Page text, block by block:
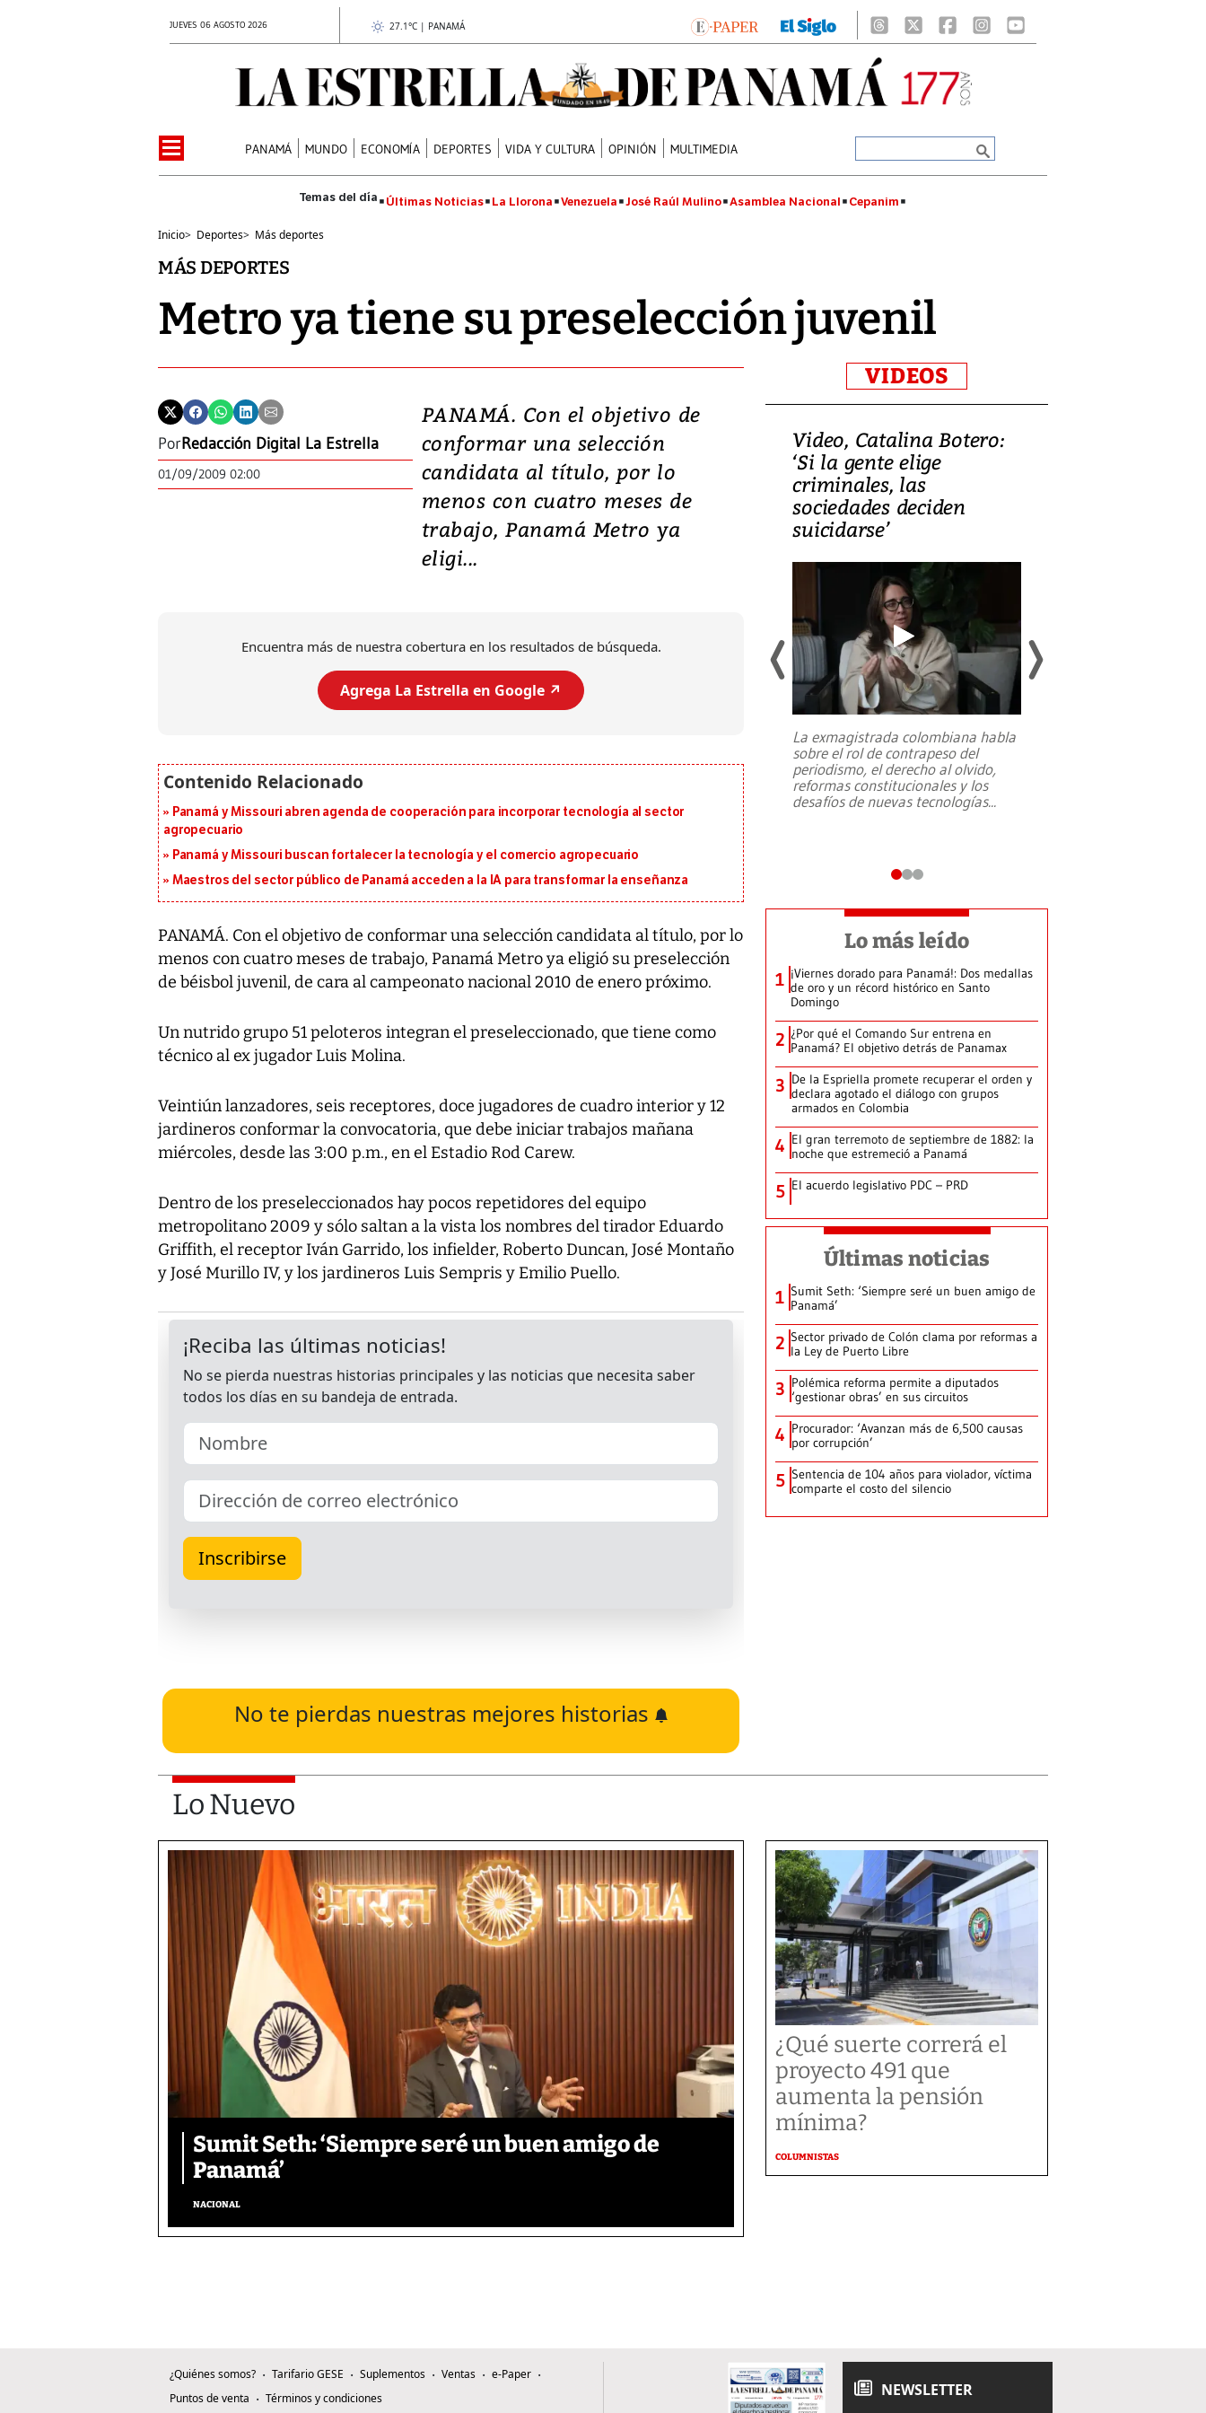
JUEVES 06 AGOSTO 2026 27.1°C | PANAMÁ
PANAMÁ MUNDO ECONOMÍA DEPORTES VIDA Y CULTURA OPINIÓN MULTIMEDIA
Últimas Noticias La Llorona Venezuela José Raúl Mulino Asamblea Nacional Cepanim
Inicio> Deportes> Más deportes
MÁS DEPORTES
Metro ya tiene su preselección juvenil
PorRedacción Digital La Estrella
01/09/2009 02:00
PANAMÁ. Con el objetivo de
conformar una selección
candidata al título, por lo
menos con cuatro meses de
trabajo, Panamá Metro ya
eligi...
Encuentra más de nuestra cobertura en los resultados de búsqueda.
Agrega La Estrella en Google ↗️
Panamá y Missouri abren agenda de cooperación para incorporar tecnología al sector
agropecuario
Panamá y Missouri buscan fortalecer la tecnología y el comercio agropecuario
Maestros del sector público de Panamá acceden a la IA para transformar la enseñanza
PANAMÁ. Con el objetivo de conformar una selección candidata al título, por lo
menos con cuatro meses de trabajo, Panamá Metro ya eligió su preselección
de béisbol juvenil, de cara al campeonato nacional 2010 de enero próximo.
Un nutrido grupo 51 peloteros integran el preseleccionado, que tiene como
técnico al ex jugador Luis Molina.
Veintiún lanzadores, seis receptores, doce jugadores de cuadro interior y 12
jardineros conformar la convocatoria, que debe iniciar trabajos mañana
miércoles, desde las 3:00 p.m., en el Estadio Rod Carew.
Dentro de los preseleccionados hay pocos repetidores del equipo
metropolitano 2009 y sólo saltan a la vista los nombres del tirador Eduardo
Griffith, el receptor Iván Garrido, los infielder, Roberto Duncan, José Montaño
y José Murillo IV, y los jardineros Luis Sempris y Emilio Puello.
No te pierdas nuestras mejores historias
VIDEOS
Video, Japón: Terremoto
deja heridos y graves
daños en Kumamoto
Un fuerte terremoto de magnitud
7,1 se registró este martes 28 de
Video, Catalina Botero:
‘Si la gente elige
criminales, las
sociedades deciden
suicidarse’
La exmagistrada colombiana habla
sobre el rol de contrapeso del
periodismo, el derecho al olvido,
reformas constitucionales y los
desafíos de nuevas tecnologías...
Lo más leído
1 ¡Viernes dorado para Panamá!: Dos medallas
de oro y un récord histórico en Santo
Domingo
2 ¿Por qué el Comando Sur entrena en
Panamá? El objetivo detrás de Panamax
3 De la Espriella promete recuperar el orden y
declara agotado el diálogo con grupos
armados en Colombia
4 El gran terremoto de septiembre de 1882: la
noche que estremeció a Panamá
5 El acuerdo legislativo PDC – PRD
Últimas noticias
1 Sumit Seth: ‘Siempre seré un buen amigo de
Panamá’
2 Sector privado de Colón clama por reformas a
la Ley de Puerto Libre
3 Polémica reforma permite a diputados
‘gestionar obras’ en sus circuitos
4 Procurador: ‘Avanzan más de 6,500 causas
por corrupción’
5 Sentencia de 104 años para violador, víctima
comparte el costo del silencio
Lo Nuevo
Sumit Seth: ‘Siempre seré un buen amigo de
Panamá’
NACIONAL
¿Qué suerte correrá el
proyecto 491 que
aumenta la pensión
mínima?
COLUMNISTAS
¿Quiénes somos? Tarifario GESE Suplementos Ventas
e-Paper
Puntos de venta
Términos y condiciones NEWSLETTER